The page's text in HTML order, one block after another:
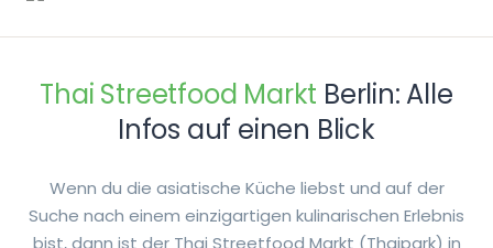
Thai Streetfood Markt Berlin: Alle
Infos auf einen Blick
Wenn du die asiatische Küche liebst und auf der
Suche nach einem einzigartigen kulinarischen Erlebnis
bist, dann ist der Thai Streetfood Markt (Thaipark) in